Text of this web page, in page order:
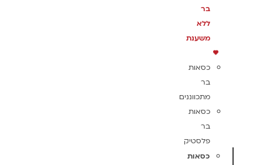
בר
ללא
משענת
כסאות
בר
מתכווננים
כסאות
בר
פלסטיק
כסאות